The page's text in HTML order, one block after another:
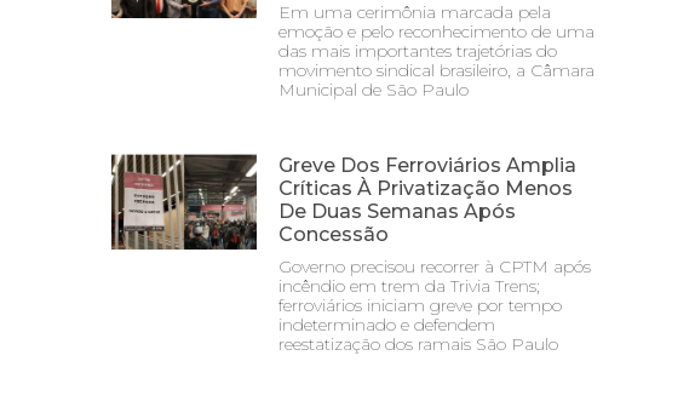
Em uma cerimônia marcada pela
emoção e pelo reconhecimento de uma
das mais importantes trajetórias do
movimento sindical brasileiro, a Câmara
Municipal de São Paulo
Greve Dos Ferroviários Amplia
Críticas À Privatização Menos
De Duas Semanas Após
Concessão
Governo precisou recorrer à CPTM após
incêndio em trem da Trivia Trens;
ferroviários iniciam greve por tempo
indeterminado e defendem
reestatização dos ramais São Paulo